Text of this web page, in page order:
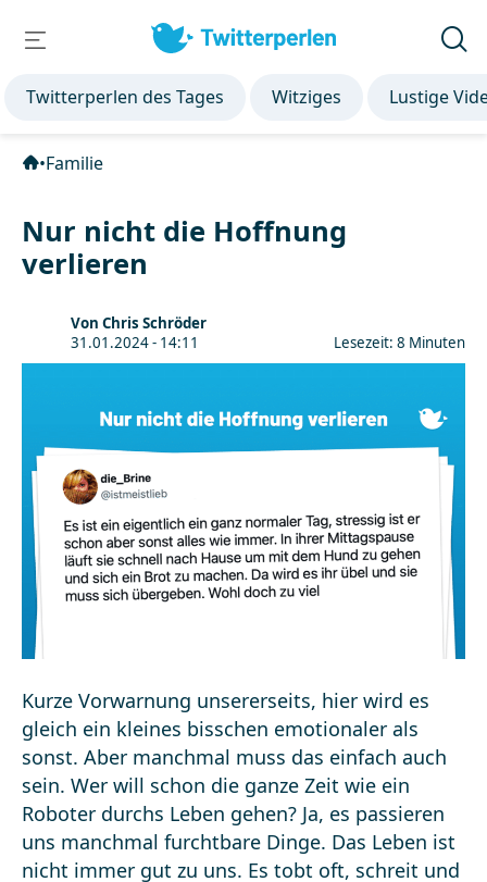
Twitterperlen des Tages Witziges Lustige
•Familie
Nur nicht die Hoffnung
verlieren
Von Chris Schröder
31.01.2024 - 14:11
Lesezeit: 8 Minuten
Kurze Vorwarnung unsererseits, hier wird es
gleich ein kleines bisschen emotionaler als
sonst. Aber manchmal muss das einfach auch
sein. Wer will schon die ganze Zeit wie ein
Roboter durchs Leben gehen? Ja, es passieren
uns manchmal furchtbare Dinge. Das Leben ist
nicht immer gut zu uns. Es tobt oft, schreit und